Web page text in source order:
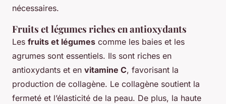
nécessaires.
Fruits et légumes riches en antioxydants
Les fruits et légumes comme les baies et les
agrumes sont essentiels. Ils sont riches en
antioxydants et en vitamine C, favorisant la
production de collagène. Le collagène soutient la
fermeté et l’élasticité de la peau. De plus, la haute